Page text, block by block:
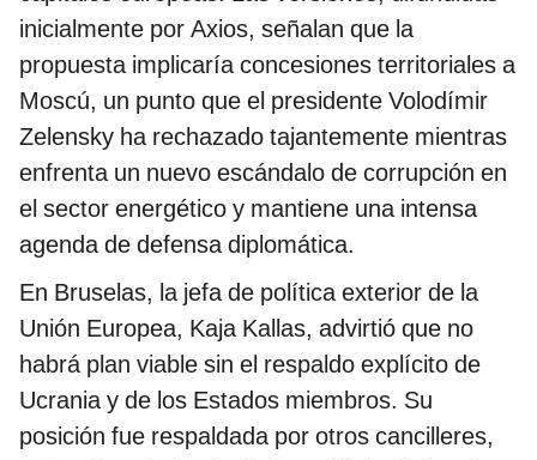
inicialmente por Axios, señalan que la
propuesta implicaría concesiones territoriales a
Moscú, un punto que el presidente Volodímir
Zelensky ha rechazado tajantemente mientras
enfrenta un nuevo escándalo de corrupción en
el sector energético y mantiene una intensa
agenda de defensa diplomática.
En Bruselas, la jefa de política exterior de la
Unión Europea, Kaja Kallas, advirtió que no
habrá plan viable sin el respaldo explícito de
Ucrania y de los Estados miembros. Su
posición fue respaldada por otros cancilleres,